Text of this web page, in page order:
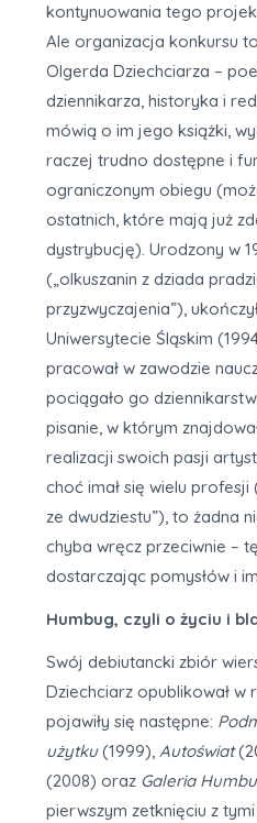
kontynuowania tego
Ale organizacja konkursu
Olgerda Dziechciarza –
dziennikarza, historyka i
mówią o im jego książki,
raczej trudno dostępne i
ograniczonym obiegu
ostatnich, które mają już
dystrybucję). Urodzony w
(„olkuszanin z dziada
przyzwyczajenia”),
Uniwersytecie Śląskim
pracował w zawodzie
pociągało go
pisanie, w którym
realizacji swoich pasji
choć imał się wielu
ze dwudziestu”), to żadna
chyba wręcz przeciwnie –
dostarczając pomysłów i
Humbug, czyli o życiu i
Swój debiutancki zbiór
Dziechciarz opublikował w
pojawiły się następne:
użytku(1999), Autoświat
(2008) oraz Galeria
pierwszym zetknięciu z